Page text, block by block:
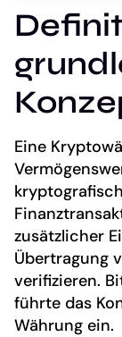
Eine
zusätzlicher
Übertragung
verifizieren.
führte das
Währung ein.